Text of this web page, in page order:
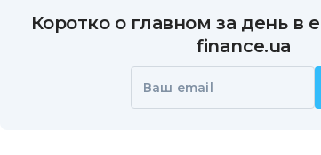
Коротко о главном за день в
finance.ua
Ваш email